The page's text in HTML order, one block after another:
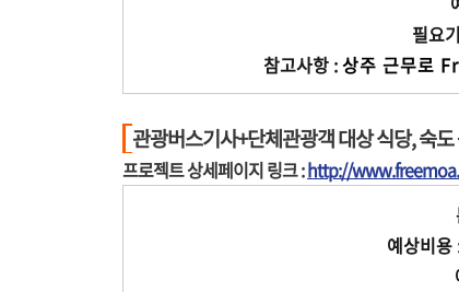
필요
참고사항 :상주 근무로
관광버스기사+단체관광객 대상 식당, 숙
프로젝트 상세페이지 링크 :http://
예상비